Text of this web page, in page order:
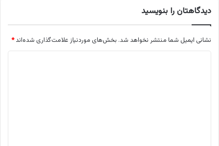
دیدگاهتان را بنویسید
نشانی ایمیل شما منتشر نخواهد شد. بخش‌های موردنیاز علامت‌گذاری شده‌اند*